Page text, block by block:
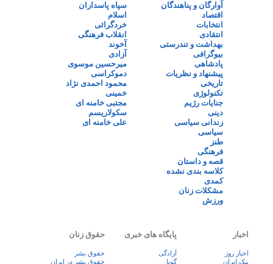
آوارگان و پناهندگان
اقتصاد
انتخابات
انتقادی
بهداشت و تندرستی
بیوگرافی
پادشاهی
پیشنهاد و نظریات
تاریخی
تکنولوژی
جنایات رژیم
دینی
زندانی سیاسی
سیاسی
طنز
فرهنگی
قصه و داستان
کلاسه بندی نشده
کمدی
مشکلات زنان
ورزش
سپاه پاسداران
اسلام
خردگرائی
انقلاب فرهنگی
آخوند
آزادی
میرحسین موسوی
دموکراسی
محمود احمدی نژاد
خمینی
مجتبی خامنه ای
سکولاریسم
علی خامنه ای
اخبار
اخبار روز
پيک ايران
پایگاه های خبری
آزادگی
گویا
حقوق زنان
حقوق بشر
حقوق بشر در ایران